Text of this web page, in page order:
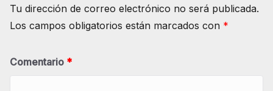
Tu dirección de correo electrónico no será publicada.
Los campos obligatorios están marcados con *
Comentario *